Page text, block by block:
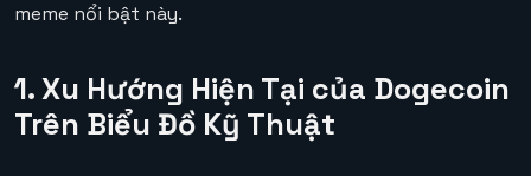
meme nổi bật này.
1. Xu Hướng Hiện Tại của Dogecoin
Trên Biểu Đồ Kỹ Thuật